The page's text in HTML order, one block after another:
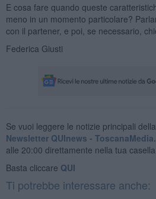
E cosa fare quando queste
meno in un momento particolare?
con il partener, e poi, se necessario,
Federica Giusti
Se vuoi leggere le notizie principali
Newsletter QUInews - ToscanaMedia.
alle 20:00 direttamente nella tua casella
Basta cliccare QUI
Ti potrebbe interessare anche: